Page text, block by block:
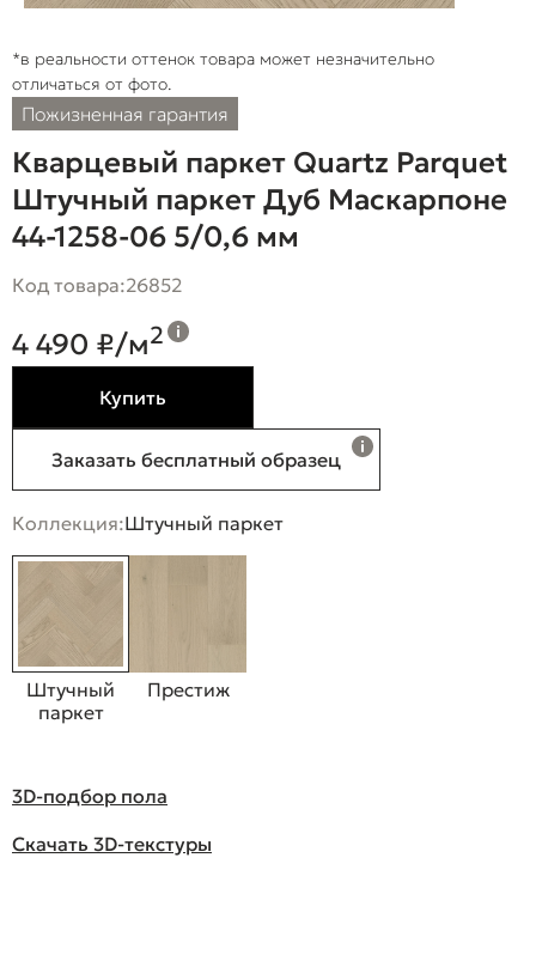
*в реальности оттенок товара может незначительно
отличаться от фото.
Пожизненная гарантия
Кварцевый паркет Quartz Parquet
Штучный паркет Дуб Маскарпоне
44-1258-06 5/0,6 мм
Код товара:26852
4 490 ₽/м2
Купить
Заказать бесплатный образец
Коллекция:Штучный паркет
Штучный
паркет
Престиж
3D-подбор пола
Скачать 3D-текстуры